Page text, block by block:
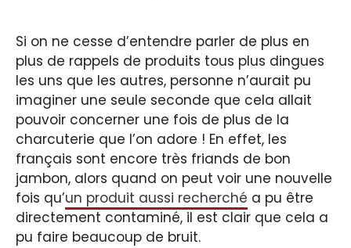
Si on ne cesse d’entendre parler de plus en
plus de rappels de produits tous plus dingues
les uns que les autres, personne n’aurait pu
imaginer une seule seconde que cela allait
pouvoir concerner une fois de plus de la
charcuterie que l’on adore ! En effet, les
français sont encore très friands de bon
jambon, alors quand on peut voir une nouvelle
fois qu’un produit aussi recherché a pu être
directement contaminé, il est clair que cela a
pu faire beaucoup de bruit.